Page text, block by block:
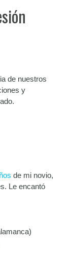
de nuestros
y
de mi novio,
Le encantó